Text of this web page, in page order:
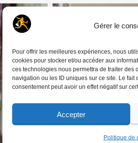
Gérer le
Pour offrir les meilleures expériences, nous
cookies pour stocker et/ou accéder aux
ces technologies nous permettra de traiter des
navigation ou les ID uniques sur ce site. Le fait
consentement peut avoir un effet négatif sur
Accepter
Politique de